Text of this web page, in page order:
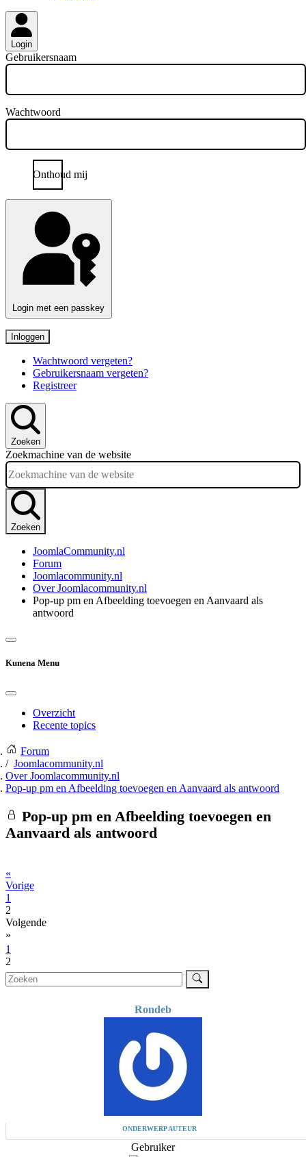
Login
Gebruikersnaam
Wachtwoord
Onthoud mij
Login met een passkey
Inloggen
Wachtwoord vergeten?
Gebruikersnaam vergeten?
Registreer
Zoeken
Zoekmachine van de website
Zoeken
JoomlaCommunity.nl
Forum
Joomlacommunity.nl
Over Joomlacommunity.nl
Pop-up pm en Afbeelding toevoegen en Aanvaard als
antwoord
Kunena Menu
Overzicht
Recente topics
Forum
Joomlacommunity.nl
Over Joomlacommunity.nl
Pop-up pm en Afbeelding toevoegen en Aanvaard als antwoord
Pop-up pm en Afbeelding toevoegen en
Aanvaard als antwoord
«
Vorige
1
2
Volgende
»
1
2
Rondeb
ONDERWERP AUTEUR
Gebruiker